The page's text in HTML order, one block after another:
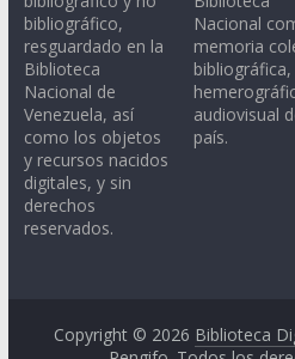
bibliográfico,
resguardado en la
Biblioteca
Nacional de
Venezuela, así
como los objetos
y recursos nacidos
digitales, y sin
derechos
reservados.
Nacional
memoria
bibliográfica,
audiovisual
país.
Copyright © 2026 Biblioteca